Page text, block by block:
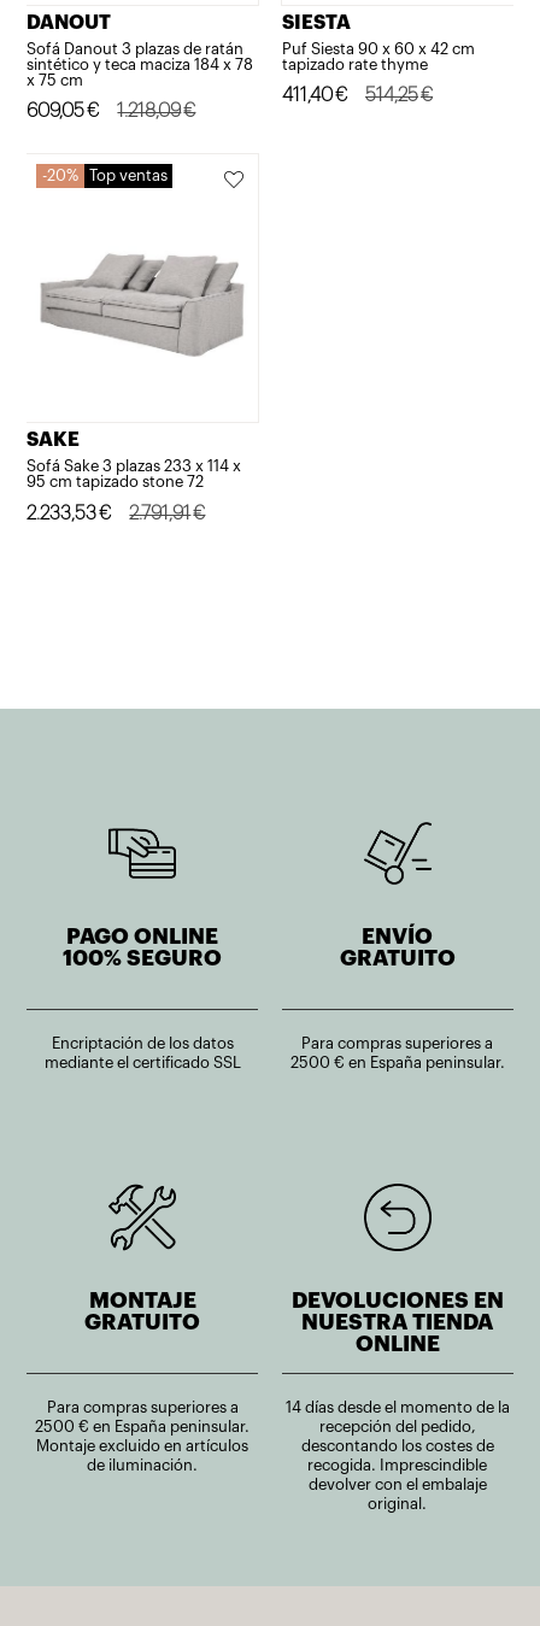
DANOUT
Sofá Danout 3 plazas de ratán
sintético y teca maciza 184 x 78
x 75 cm
1.218,09€
El
original
609,05€
El
actual
SIESTA
Puf Siesta 90 x 60 x 42 cm
tapizado rate thyme
514,25€
El
411,40€
El
20% Top ventas
SAKE
Sofá Sake 3 plazas 233 x 114 x
95 cm tapizado stone 72
2.791,91€
El
2.233,53€
El
PAGO ONLINE
100% SEGURO
Encriptación de los datos
mediante el certificado SSL
ENVÍO
GRATUITO
Para compras superiores a
2500 € en España peninsular.
MONTAJE
GRATUITO
Para compras superiores a
2500 € en España peninsular.
Montaje excluido en artículos
de iluminación.
DEVOLUCIONES EN
NUESTRA TIENDA
ONLINE
14 días desde el momento de la
recepción del pedido,
descontando los costes de
recogida. Imprescindible
devolver con el embalaje
original.